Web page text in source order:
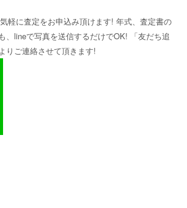
軽に査定をお申込み頂けます! 年式、査定書の
、lineで写真を送信するだけでOK! 「友だち追
りご連絡させて頂きます!